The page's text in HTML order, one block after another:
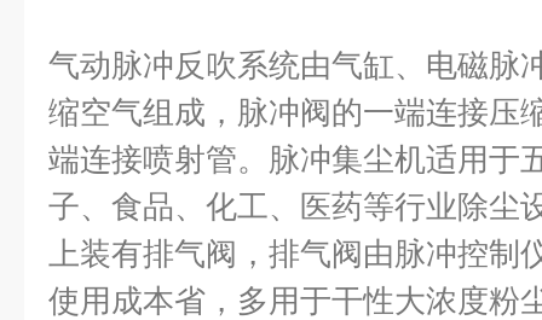
气动脉冲反吹系统由气缸、电磁脉
缩空气组成，脉冲阀的一端连接压
端连接喷射管。脉冲集尘机适用于
子、食品、化工、医药等行业除尘
上装有排气阀，排气阀由脉冲控制
使用成本省，多用于干性大浓度粉